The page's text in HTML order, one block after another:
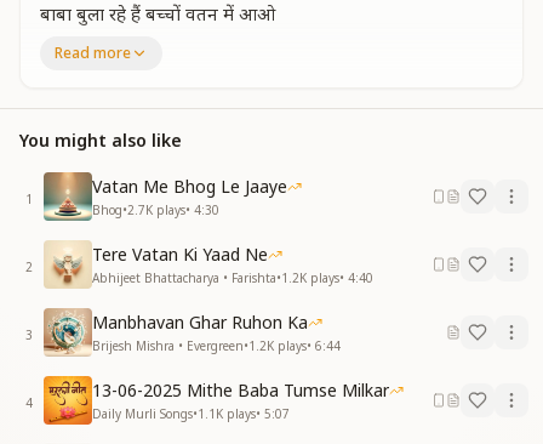
बाबा बुला रहे हैं बच्चों वतन में आओ
बाबा बुला रहे हैं बच्चों वतन में आओ
दुखियों की चीत्कारें क्या तुम तलक न आईं
क्या भक्तों की पुकारें पड़ती नही सुनाईं
दुखियों की चीत्कारें क्या तुम तलक न आईं
क्या भक्तों की पुकारें पड़ती नही सुनाईं
उनको दरस दिखाओ अब कुछ तरस तो ‌खाओ
अब कुछ तरस तो खाओ
बाबा बुला रहे हैं बच्चों वतन में आओ
अब मुझको ना बुलाओ तुम मेरे पास आओ
जब जब मुझे बुलाया तब तब मैं पास आया
सर्वस्व अपना देकर वादा हर एक निभाया
जब जब मुझे बुलाया तब तब मैं पास आया
Read more
You might also like
1
Vatan Me Bhog Le Jaaye
Bhog•2.7K plays• 4:30
2
Tere Vatan Ki Yaad Ne
Abhijeet Bhattacharya • Farishta•1.2K plays• 4:40
3
Manbhavan Ghar Ruhon Ka
Brijesh Mishra • Evergreen•1.2K plays• 6:44
4
13-06-2025 Mithe Baba Tumse Milkar
Daily Murli Songs•1.1K plays• 5:07